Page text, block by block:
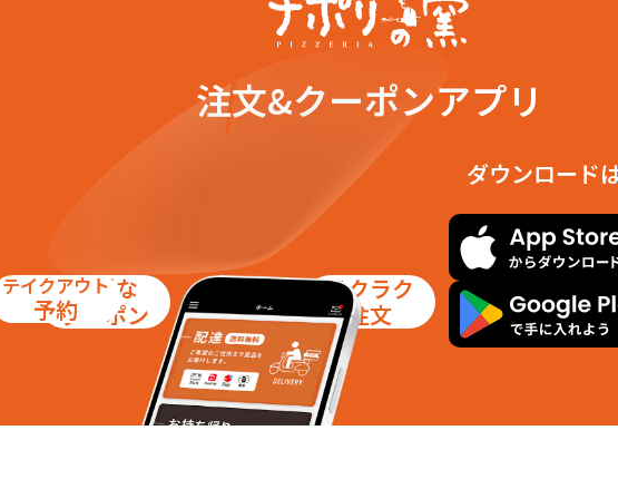
注文&クーポンアプリ
お得な
クーポン
テイクアウト
予約
ラクラク
注文
ダウンロード